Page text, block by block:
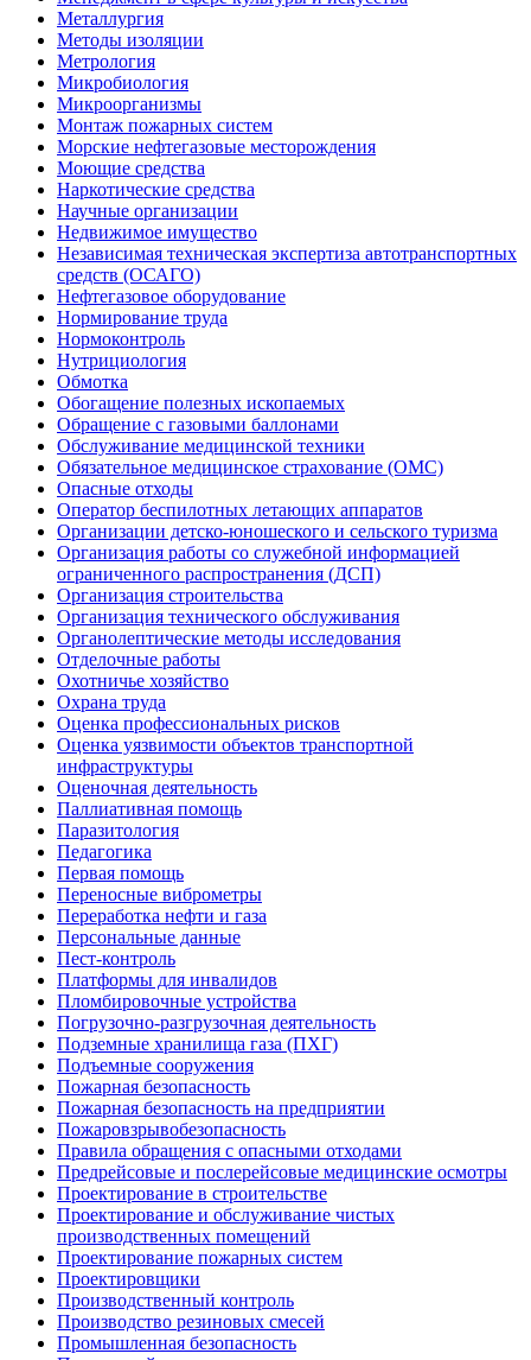
Металлургия
Методы изоляции
Метрология
Микробиология
Микроорганизмы
Монтаж пожарных систем
Морские нефтегазовые месторождения
Моющие средства
Наркотические средства
Научные организации
Недвижимое имущество
Независимая техническая экспертиза автотранспортных
средств (ОСАГО)
Нефтегазовое оборудование
Нормирование труда
Нормоконтроль
Нутрициология
Обмотка
Обогащение полезных ископаемых
Обращение с газовыми баллонами
Обслуживание медицинской техники
Обязательное медицинское страхование (ОМС)
Опасные отходы
Оператор беспилотных летающих аппаратов
Организации детско-юношеского и сельского туризма
Организация работы со служебной информацией
ограниченного распространения (ДСП)
Организация строительства
Организация технического обслуживания
Органолептические методы исследования
Отделочные работы
Охотничье хозяйство
Охрана труда
Оценка профессиональных рисков
Оценка уязвимости объектов транспортной
инфраструктуры
Оценочная деятельность
Паллиативная помощь
Паразитология
Педагогика
Первая помощь
Переносные виброметры
Переработка нефти и газа
Персональные данные
Пест-контроль
Платформы для инвалидов
Пломбировочные устройства
Погрузочно-разгрузочная деятельность
Подземные хранилища газа (ПХГ)
Подъемные сооружения
Пожарная безопасность
Пожарная безопасность на предприятии
Пожаровзрывобезопасность
Правила обращения с опасными отходами
Предрейсовые и послерейсовые медицинские осмотры
Проектирование в строительстве
Проектирование и обслуживание чистых
производственных помещений
Проектирование пожарных систем
Проектировщики
Производственный контроль
Производство резиновых смесей
Промышленная безопасность